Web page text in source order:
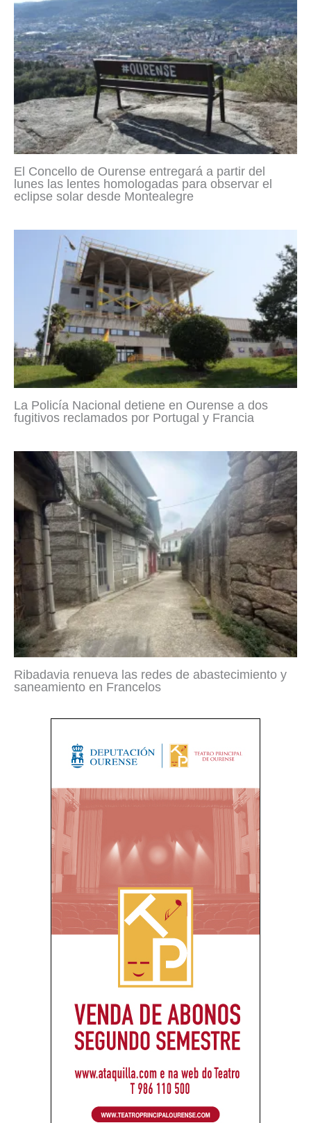
El Concello de Ourense entregará a partir del
lunes las lentes homologadas para observar el
eclipse solar desde Montealegre
La Policía Nacional detiene en Ourense a dos
fugitivos reclamados por Portugal y Francia
Ribadavia renueva las redes de abastecimiento y
saneamiento en Francelos